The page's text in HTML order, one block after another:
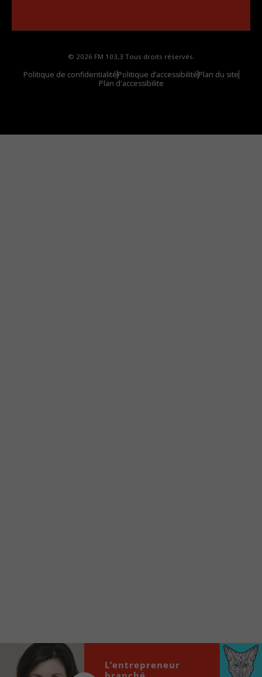
© 2026 FM 103,3 Tous droits réservés.
Politique de confidentialitéPolitique d’accessibilitéPlan du site
Plan d'accessibilite
Audio
Player
00:00 00:00
L’entrepreneur